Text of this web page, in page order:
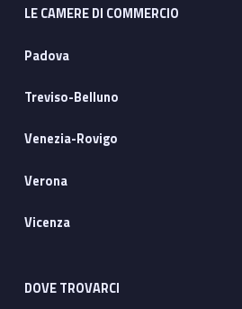
LE CAMERE DI COMMERCIO
Padova
Treviso-Belluno
Venezia-Rovigo
Verona
Vicenza
DOVE TROVARCI